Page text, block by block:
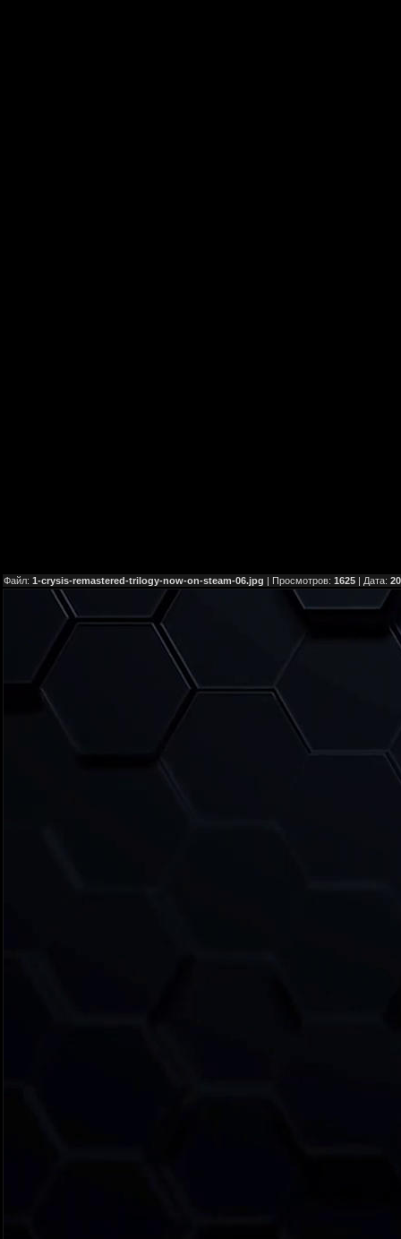
Файл: 1-crysis-remastered-trilogy-now-on-steam-06.jpg | Просмотров: 1625 | Дата: